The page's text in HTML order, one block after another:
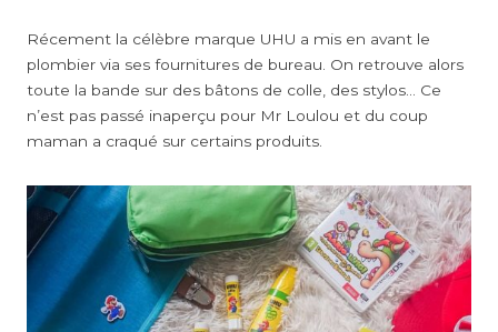
Récement la célèbre marque UHU a mis en avant le
plombier via ses fournitures de bureau. On retrouve alors
toute la bande sur des bâtons de colle, des stylos… Ce
n’est pas passé inaperçu pour Mr Loulou et du coup
maman a craqué sur certains produits.